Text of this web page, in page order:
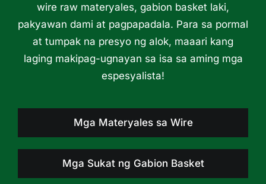
wire raw materyales, gabion basket laki,
pakyawan dami at pagpapadala. Para sa pormal
at tumpak na presyo ng alok, maaari kang
laging makipag-ugnayan sa isa sa aming mga
espesyalista!
Mga Materyales sa Wire
Mga Sukat ng Gabion Basket